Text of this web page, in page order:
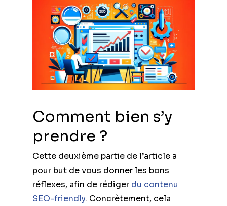
Comment bien s’y
prendre ?
Cette deuxième partie de l’article a
pour but de vous donner les bons
réflexes, afin de rédiger du contenu
SEO-friendly. Concrètement, cela